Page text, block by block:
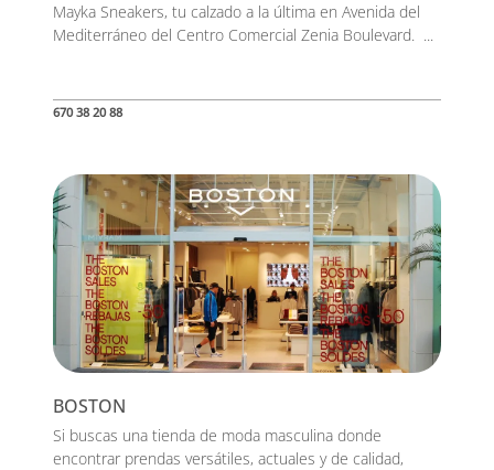
Mayka Sneakers, tu calzado a la última en Avenida del
Mediterráneo del Centro Comercial Zenia Boulevard. ...
670 38 20 88
BOSTON
Si buscas una tienda de moda masculina donde
encontrar prendas versátiles, actuales y de calidad,